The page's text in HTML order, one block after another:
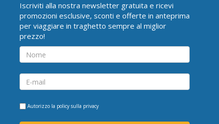
Iscriviti alla nostra newsletter gratuita e ricevi
promozioni esclusive, sconti e offerte in anteprima
per viaggiare in traghetto sempre al miglior
prezzo!
Autorizzo la policy sulla privacy